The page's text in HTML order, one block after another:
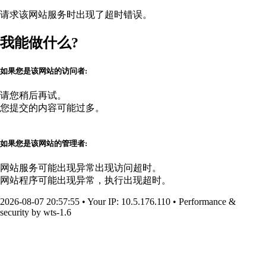
请求该网站服务时出现了超时错误。
我能做什么?
如果您是该网站的访问者:
请您稍后再试。
您提交的内容可能过多。
如果您是该网站的管理者:
网站服务可能出现异常出现访问超时。
网站程序可能出现异常，执行出现超时。
2026-08-07 20:57:55 • Your IP: 10.5.176.110 • Performance &
security by wts-1.6